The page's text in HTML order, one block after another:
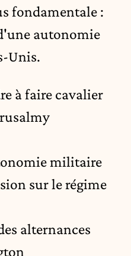
fondamentale :
autonomie
Unis.
à faire cavalier
militaire
sur le régime
alternances